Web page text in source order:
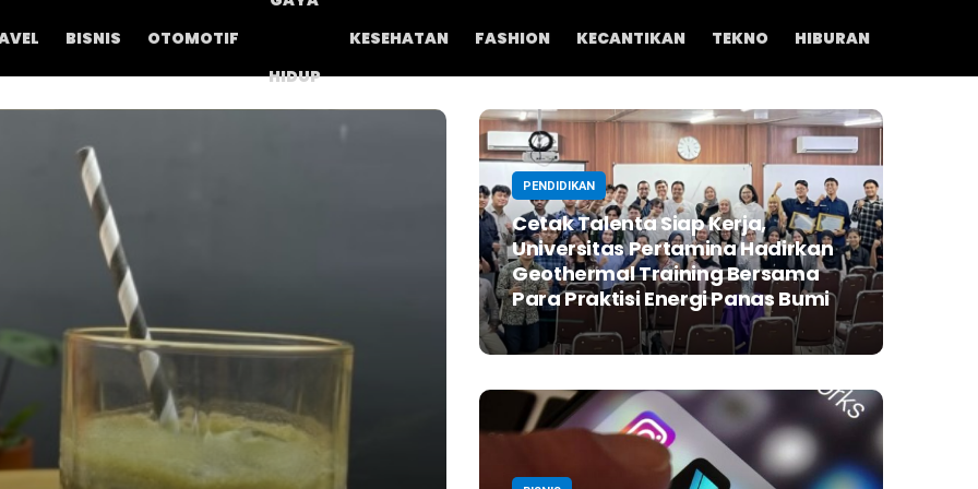
BISNIS OTOMOTIF
HIDUP
KESEHATAN FASHION KECANTIKAN TEKNO HIBURAN
PENDIDIKAN
Cetak Talenta Siap Kerja,
Universitas Pertamina Hadirkan
Geothermal Training Bersama
Para Praktisi Energi Panas Bumi